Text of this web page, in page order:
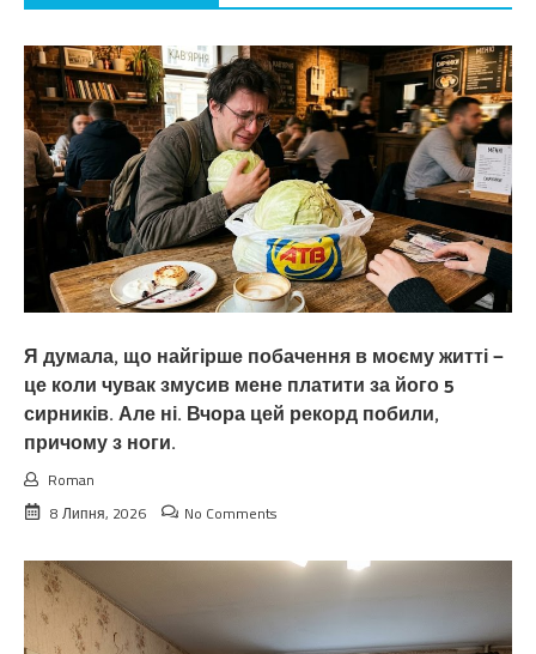
Я думала, що найгірше побачення в моєму житті —
це коли чувак змусив мене платити за його 5
сирників. Але ні. Вчора цей рекорд побили,
причому з ноги.
Roman
8 Липня, 2026
No Comments